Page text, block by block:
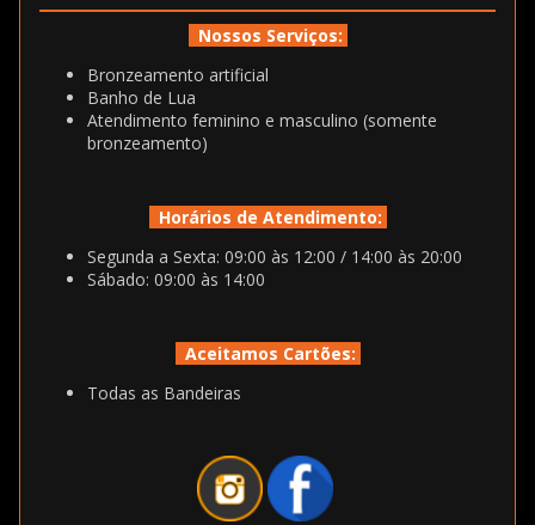
Nossos Serviços:
Bronzeamento artificial
Banho de Lua
Atendimento feminino e masculino (somente
bronzeamento)
Horários de Atendimento:
Segunda a Sexta: 09:00 às 12:00 / 14:00 às 20:00
Sábado: 09:00 às 14:00
Aceitamos Cartões:
Todas as Bandeiras